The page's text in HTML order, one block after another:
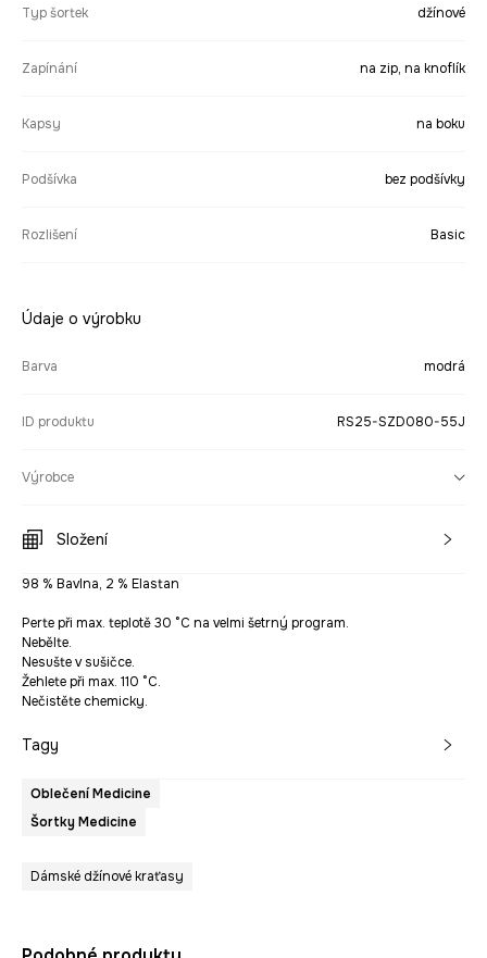
Typ šortek džínové
Zapínání na zip, na knoflík
Kapsy na boku
Podšívka bez podšívky
Rozlišení Basic
Údaje o výrobku
Barva modrá
ID produktu RS25-SZD080-55J
Výrobce
Složení
98 % Bavlna, 2 % Elastan
Perte při max. teplotě 30 °C na velmi šetrný program.
Nebělte.
Nesušte v sušičce.
Žehlete při max. 110 °C.
Nečistěte chemicky.
Tagy
Oblečení Medicine
Šortky Medicine
Dámské džínové kraťasy